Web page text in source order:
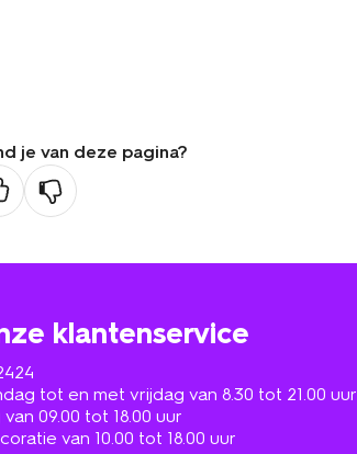
je van deze pagina?
klantenservice
tot en met vrijdag van 8.30 tot 21.00 uur
09.00 tot 18.00 uur
van 10.00 tot 18.00 uur